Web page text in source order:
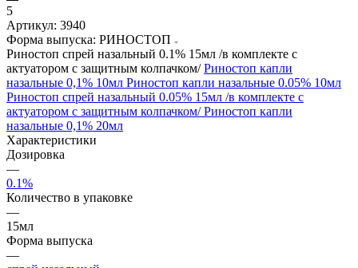
5
Артикул: 3940
Форма выпуска: РИНОСТОП
Риностоп спрей назальный 0.1% 15мл /в комплекте с
актуатором с защитным колпачком/ Риностоп капли
назальные 0,1% 10мл Риностоп капли назальные 0.05% 10мл
Риностоп спрей назальный 0.05% 15мл /в комплекте с
актуатором с защитным колпачком/ Риностоп капли
назальные 0,1% 20мл
Характеристики
Дозировка
—
0.1%
Количество в упаковке
—
15мл
Форма выпуска
—